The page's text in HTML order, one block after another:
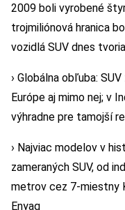
2009 boli vyrobené
trojmiliónová hranica
vozidlá SUV dnes
› Globálna obľuba:
Európe aj mimo nej; v
výhradne pre tamojší
› Najviac modelov v
zameraných SUV, od
metrov cez 7-miestny
Enyaq